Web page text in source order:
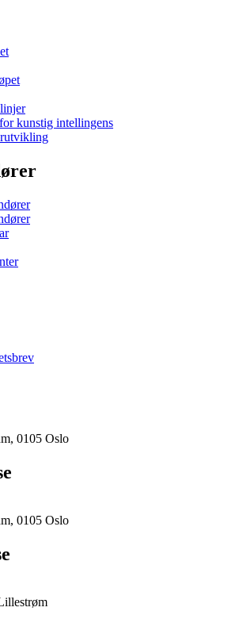
kunstig intellingens
0105 Oslo
0105 Oslo